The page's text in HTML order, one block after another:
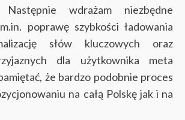
Następnie wdrażam niezbędne
poprawę szybkości ładowania
słów kluczowych oraz
dla użytkownika meta
że bardzo podobnie proces
na całą Polskę jak i na